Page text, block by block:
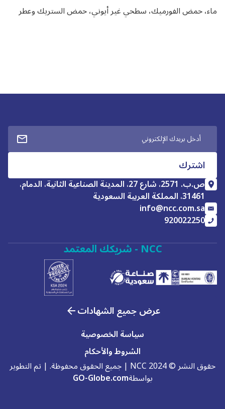
ماء، حمض الفورميك، سطحي غير أيوني، حمض الستريك وعطر
ص.ب. 2571، شارع 27، المدينة الصناعية الثانية، الدمام،
31461، المملكة العربية السعودية
info@ncc.com.sa
920022250
NCC - شريكك المعتمد
عرض جميع الشهادات
سياسة الخصوصية
الشروط والأحكام
حقوق النشر © 2024 NCC | جميع الحقوق محفوظة. | تم التطوير
بواسطةGO-Globe.com